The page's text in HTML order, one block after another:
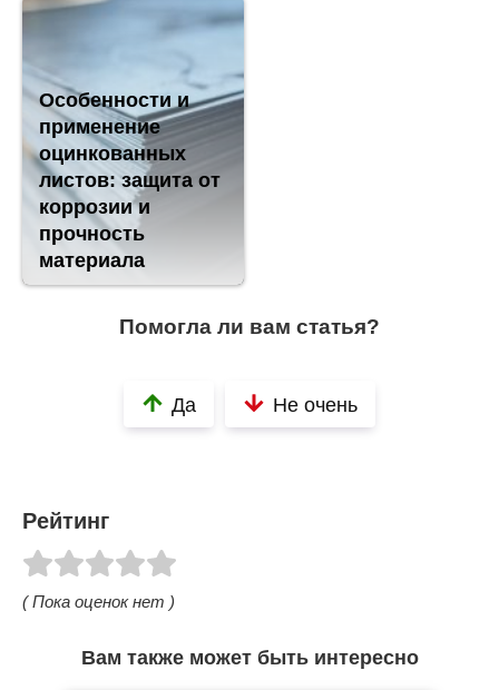
Особенности и
применение
оцинкованных
листов: защита от
коррозии и
прочность
материала
Помогла ли вам статья?
Да Не очень
Рейтинг
( Пока оценок нет )
Вам также может быть интересно